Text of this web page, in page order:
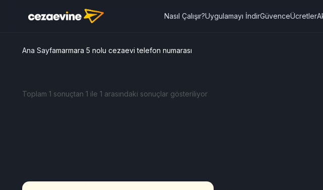
Nasıl Çalışır?Uygulamayı İndirGüvenceÜcretler
Ana Sayfamarmara 5 nolu cezaevi telefon numarası
Toplam 1 sonuçtan 1 ile 1 arasındaki sonuçlar gösteriliyor